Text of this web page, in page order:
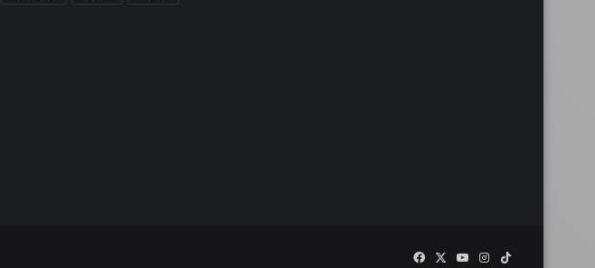
Facebook
X YouTubeInstagram
TikTok